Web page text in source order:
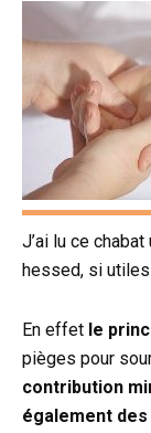
J’ai lu ce
hessed, si
En effet le
pièges pour
contribution
également